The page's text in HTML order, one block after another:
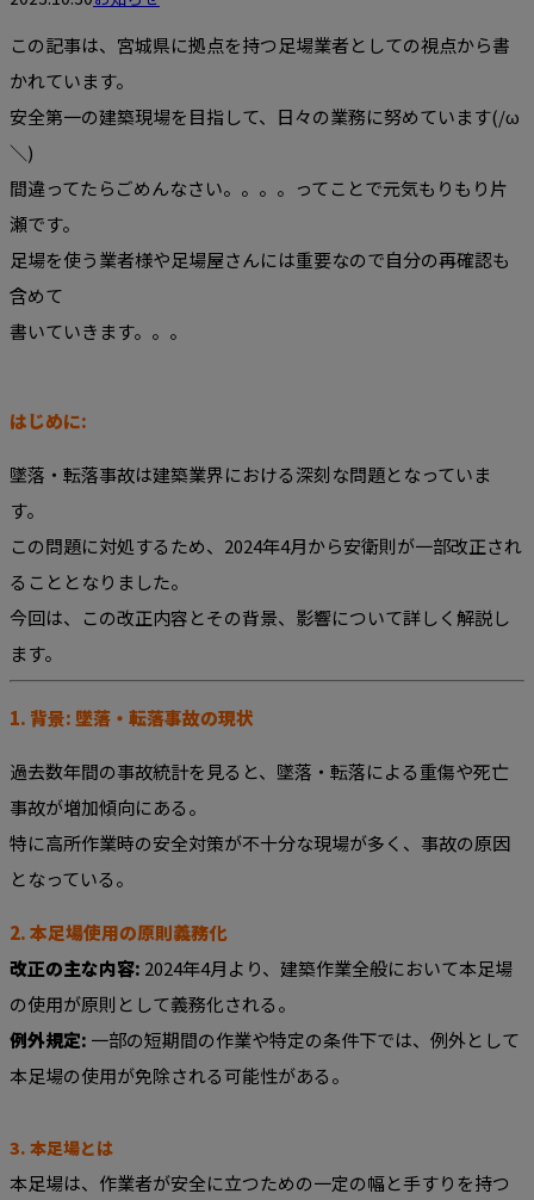
この記事は、宮城県に拠点を持つ足場業者としての視点から書
かれています。
安全第一の建築現場を目指して、日々の業務に努めています(/ω
＼)
間違ってたらごめんなさい。。。。ってことで元気もりもり片
瀬です。
足場を使う業者様や足場屋さんには重要なので自分の再確認も
含めて
書いていきます。。。
はじめに:
墜落・転落事故は建築業界における深刻な問題となっていま
す。
この問題に対処するため、2024年4月から安衛則が一部改正され
ることとなりました。
今回は、この改正内容とその背景、影響について詳しく解説し
ます。
1. 背景: 墜落・転落事故の現状
過去数年間の事故統計を見ると、墜落・転落による重傷や死亡
事故が増加傾向にある。
特に高所作業時の安全対策が不十分な現場が多く、事故の原因
となっている。
2. 本足場使用の原則義務化
改正の主な内容: 2024年4月より、建築作業全般において本足場
の使用が原則として義務化される。
例外規定: 一部の短期間の作業や特定の条件下では、例外として
本足場の使用が免除される可能性がある。
3. 本足場とは
本足場は、作業者が安全に立つための一定の幅と手すりを持つ